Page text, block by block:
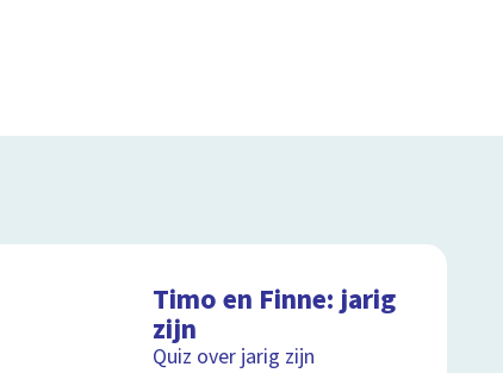
Timo en Finne: jarig
zijn
Quiz over jarig zijn